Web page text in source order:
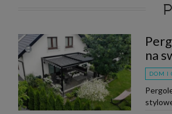
na
DOM I